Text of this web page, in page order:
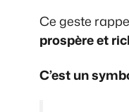
Ce geste
prospère et
C’est un